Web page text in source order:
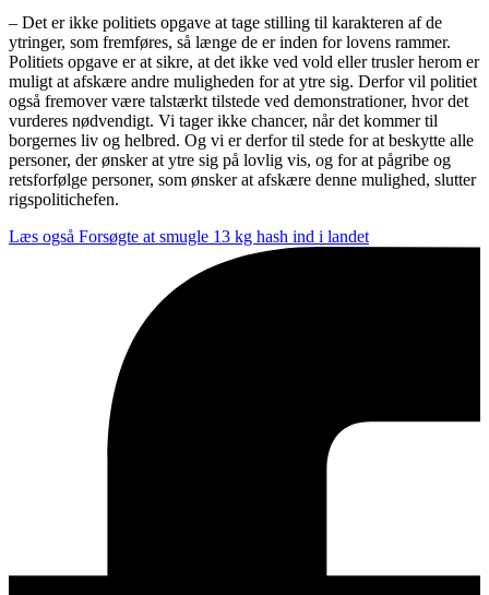
– Det er ikke politiets opgave at tage stilling til karakteren af de
ytringer, som fremføres, så længe de er inden for lovens rammer.
Politiets opgave er at sikre, at det ikke ved vold eller trusler herom er
muligt at afskære andre muligheden for at ytre sig. Derfor vil politiet
også fremover være talstærkt tilstede ved demonstrationer, hvor det
vurderes nødvendigt. Vi tager ikke chancer, når det kommer til
borgernes liv og helbred. Og vi er derfor til stede for at beskytte alle
personer, der ønsker at ytre sig på lovlig vis, og for at pågribe og
retsforfølge personer, som ønsker at afskære denne mulighed, slutter
rigspolitichefen.
Læs også Forsøgte at smugle 13 kg hash ind i landet